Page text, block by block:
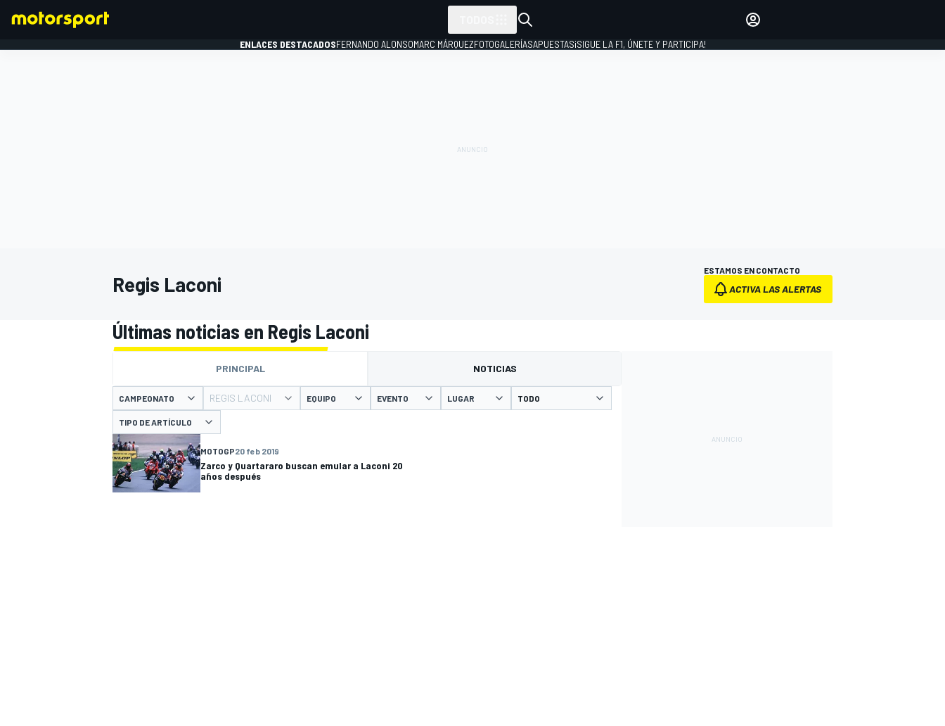
INDYCAR WRC
ENLACES DESTACADOSFERNANDO ALONSOMARC MÁRQUEZFOTOGALERÍASAPUESTAS¡SIGUE LA F1, ÚNETE Y PARTICIPA!
Regis Laconi
ESTAMOS EN CONTACTO
ACTIVA LAS ALERTAS
Últimas noticias en Regis Laconi
PRINCIPAL NOTICIAS
CAMPEONATO REGIS LACONI EQUIPO EVENTO LUGAR
TIPO DE ARTÍCULO
MOTOGP20 feb 2019
Zarco y Quartararo buscan emular a Laconi 20
años después